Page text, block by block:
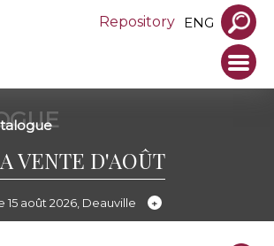
Repository ENG
VENTE D'AOÛT
15 août 2026, Deauville